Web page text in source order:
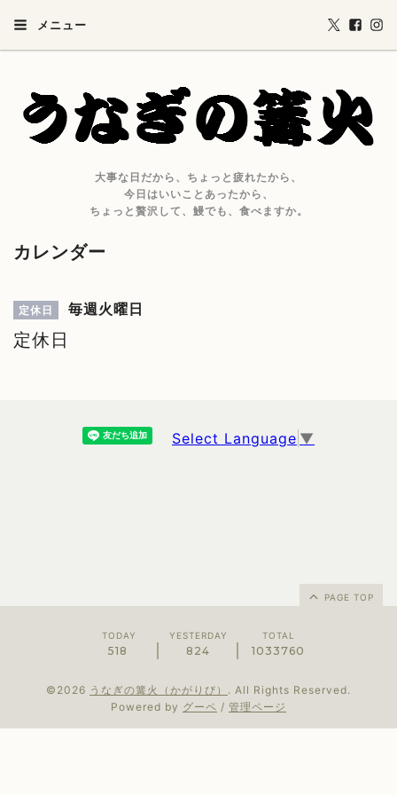
メニュー
大事な日だから、ちょっと疲れたから、
今日はいいことあったから、
ちょっと贅沢して、鰻でも、食べますか。
カレンダー
定休日 毎週火曜日
定休日
Select Language ▼
PAGE TOP
TODAY
518
YESTERDAY
824
TOTAL
1033760
©2026 うなぎの篝火（かがりび） . All Rights Reserved.
Powered by グーペ / 管理ページ